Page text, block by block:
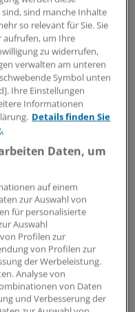
Patientendaten
für
= 10 mm; solche
bzw.
Karzinome;
In der Koloskopie-
aussagekräftig. Die
Angaben von
zugeteilte Screening-
genommen hatten,
Auch dieser
der Follow-up-
zur Zahl aller
Neoplasien
sind manche Inhalte
so relevant für Sie. Sie
aufrufen, um Ihre
zu widerrufen,
verwalten am unteren
Symbol unten
Ihre Einstellungen
Informationen
Details finden Sie
Daten, um
auf einem
zur Auswahl von
für personalisierte
Auswahl
Profilen zur
von Profilen zur
der Werbeleistung.
Analyse von
von Daten
und Verbesserung der